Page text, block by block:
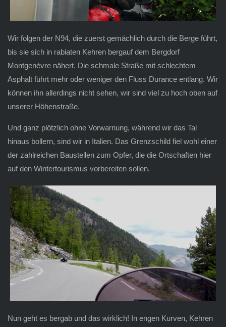
Wir folgen der N94, die zuerst gemächlich durch die Berge führt,
bis sie sich in rabiaten Kehren bergauf dem Bergdorf
Montgenèvre nähert. Die schmale Straße mit schlechtem
Asphalt führt mehr oder weniger den Fluss Durance entlang. Wir
können ihn allerdings nicht sehen, wir sind viel zu hoch oben auf
unserer Höhenstraße.
Und ganz plötzlich ohne Vorwarnung, während wir das Tal
hinaus bollern, sind wir in Italien. Das Grenzschild fiel wohl einer
der zahlreichen Baustellen zum Opfer, die die Ortschaften hier
auf den Wintertourismus vorbereiten sollen.
Nun geht es bergab und das wirklich! In engen Kurven, Kehren